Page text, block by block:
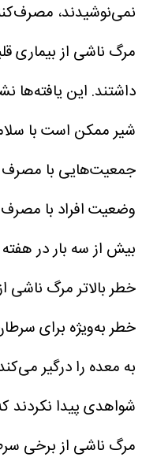
نمی‌نوشیدند،
مرگ ناشی از بیماری
داشتند. این
شیر ممکن است با
جمعیت‌هایی با مصرف
وضعیت افراد با مصرف
بیش از سه بار در
خطر بالاتر مرگ ناشی
خطر به‌ویژه برای
به معده را درگیر
شواهدی پیدا
مرگ ناشی از برخی